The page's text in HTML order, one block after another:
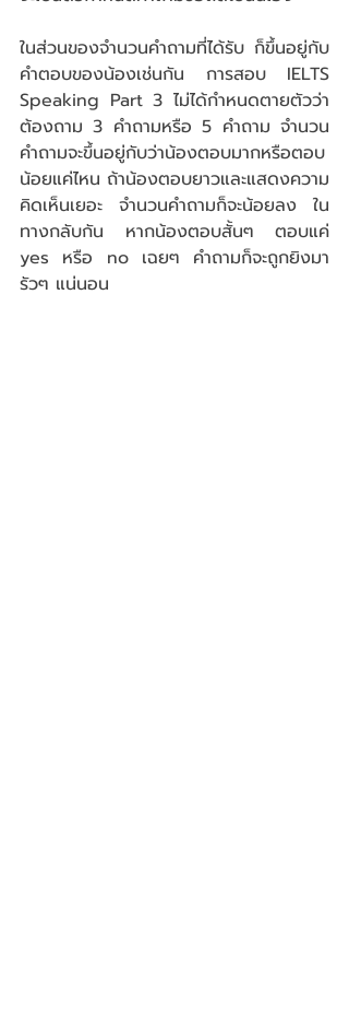
ในส่วนของจำนวนคำถามที่ได้รับ ก็ขึ้นอยู่กับ
คำตอบของน้องเช่นกัน การสอบ IELTS
Speaking Part 3 ไม่ได้กำหนดตายตัวว่า
ต้องถาม 3 คำถามหรือ 5 คำถาม จำนวน
คำถามจะขึ้นอยู่กับว่าน้องตอบมากหรือตอบ
น้อยแค่ไหน ถ้าน้องตอบยาวและแสดงความ
คิดเห็นเยอะ จำนวนคำถามก็จะน้อยลง ใน
ทางกลับกัน หากน้องตอบสั้นๆ ตอบแค่
yes หรือ no เฉยๆ คำถามก็จะถูกยิงมา
รัวๆ แน่นอน